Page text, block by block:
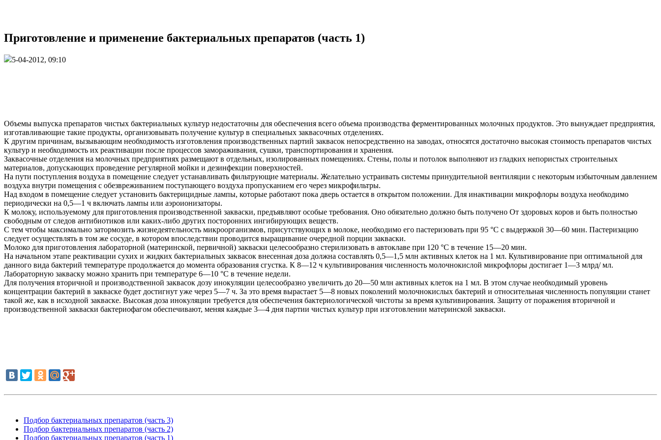
Приготовление и применение бактериальных препаратов (часть 1)
5-04-2012, 09:10
Объемы выпуска препаратов чистых бактериальных культур недостаточны для обеспечения всего объема производства ферментированных молочных продуктов. Это вынуждает предприятия,
изготавливающие такие продукты, организовывать получение культур в специальных заквасочных отделениях.
К другим причинам, вызывающим необходимость изготовления производственных партий заквасок непосредственно на заводах, относятся достаточно высокая стоимость препаратов чистых
культур и необходимость их реактивации после процессов замораживания, сушки, транспортирования и хранения.
Заквасочные отделения на молочных предприятиях размещают в отдельных, изолированных помещениях. Стены, полы и потолок выполняют из гладких непористых строительных
материалов, допускающих проведение регулярной мойки и дезинфекции поверхностей.
На пути поступления воздуха в помещение следует устанавливать фильтрующие материалы. Желательно устраивать системы принудительной вентиляции с некоторым избыточным давлением
воздуха внутри помещения с обезвреживанием поступающего воздуха пропусканием его через микрофильтры.
Над входом в помещение следует установить бактерицидные лампы, которые работают пока дверь остается в открытом положении. Для инактивации микрофлоры воздуха необходимо
периодически на 0,5—1 ч включать лампы или аэроионизаторы.
К молоку, используемому для приготовления производственной закваски, предъявляют особые требования. Оно обязательно должно быть получено От здоровых коров и быть полностью
свободным от следов антибиотиков или каких-либо других посторонних ингибирующих веществ.
С тем чтобы максимально затормозить жизнедеятельность микроорганизмов, присутствующих в молоке, необходимо его пастеризовать при 95 °С с выдержкой 30—60 мин. Пастеризацию
следует осуществлять в том же сосуде, в котором впоследствии проводится выращивание очередной порции закваски.
Молоко для приготовления лабораторной (материнской, первичной) закваски целесообразно стерилизовать в автоклаве при 120 °С в течение 15—20 мин.
На начальном этапе реактивации сухих и жидких бактериальных заквасок внесенная доза должна составлять 0,5—1,5 млн активных клеток на 1 мл. Культивирование при оптимальной для
данного вида бактерий температуре продолжается до момента образования сгустка. К 8—12 ч культивирования численность молочнокислой микрофлоры достигает 1—3 млрд/ мл.
Лабораторную закваску можно хранить при температуре 6—10 °С в течение недели.
Для получения вторичной и производственной заквасок дозу инокуляции целесообразно увеличить до 20—50 млн активных клеток на 1 мл. В этом случае необходимый уровень
концентрации бактерий в закваске будет достигнут уже через 5—7 ч. За это время вырастает 5—8 новых поколений молочнокислых бактерий и относительная численность популяции станет
такой же, как в исходной закваске. Высокая доза инокуляции требуется для обеспечения бактериологической чистоты за время культивирования. Защиту от поражения вторичной и
производственной закваски бактериофагом обеспечивают, меняя каждые 3—4 дня партии чистых культур при изготовлении материнской закваски.
Подбор бактериальных препаратов (часть 3)
Подбор бактериальных препаратов (часть 2)
Подбор бактериальных препаратов (часть 1)